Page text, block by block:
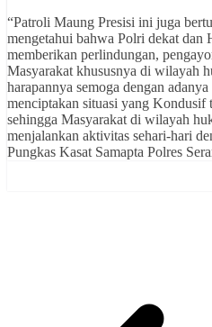
“Patroli Maung Presisi ini juga
mengetahui bahwa Polri dekat dan
memberikan perlindungan,
Masyarakat khususnya di wilayah
harapannya semoga dengan
menciptakan situasi yang Kondusif
sehingga Masyarakat di wilayah
menjalankan aktivitas sehari-hari
Pungkas Kasat Samapta Polres